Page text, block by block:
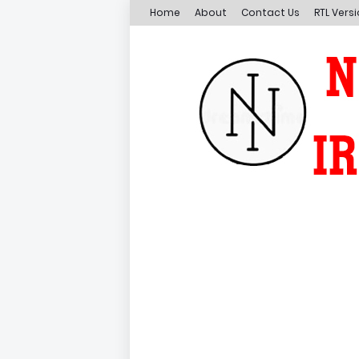
Home About Contact Us RTL